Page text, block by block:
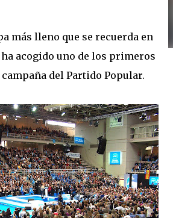
más lleno que se recuerda en
acogido uno de los primeros
del Partido Popular.